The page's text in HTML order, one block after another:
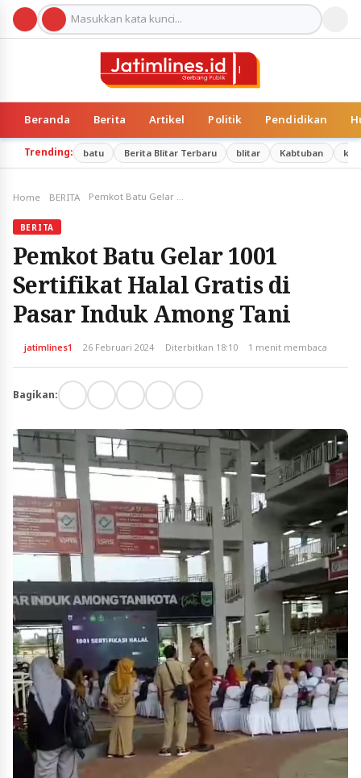
Beranda Berita Artikel Politik Pendidikan
Trending: batu Berita Blitar Terbaru blitar Kabtuban
Home BERITA
BERITA
Pemkot Batu Gelar 1001
Sertifikat Halal Gratis di
Pasar Induk Among Tani
jatimlines1 26 Februari 2024 Diterbitkan 18:10 1 menit membaca
Bagikan: